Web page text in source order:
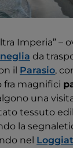
Imperia” –
da
il Parasio,
magnifici
una
tessuto
la
nel